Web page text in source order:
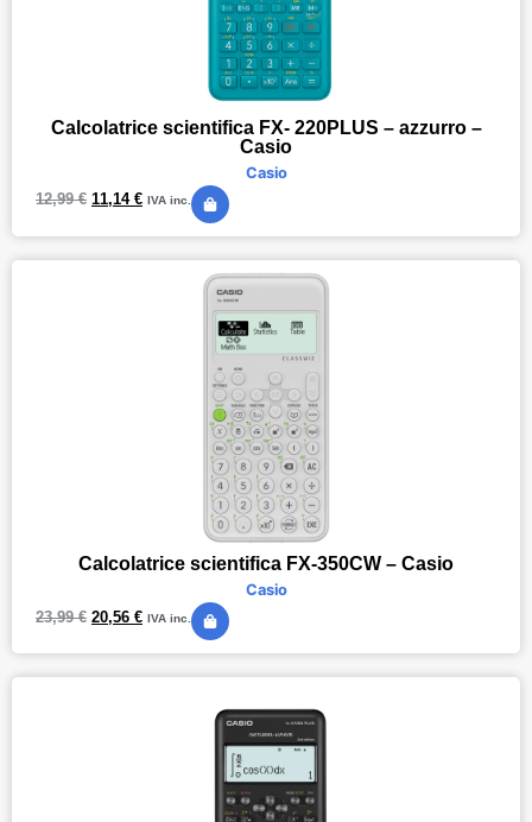
Calcolatrice scientifica FX- 220PLUS – azzurro –
Casio
Casio
12,99€ 11,14 € IVA inc.
Calcolatrice scientifica FX-350CW – Casio
Casio
23,99€ 20,56 € IVA inc.